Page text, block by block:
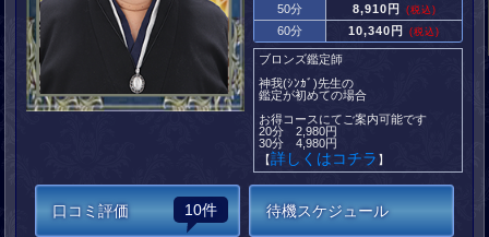
50分 8,910円 (税込)
60分 10,340円 (税込)
ブロンズ鑑定師
神我(ｼﾝｶﾞ)先生の
鑑定が初めての場合
お得コースにてご案内可能です
20分 2,980円
30分 4,980円
【詳しくはコチラ 】
口コミ評価 10件 待機スケジュール